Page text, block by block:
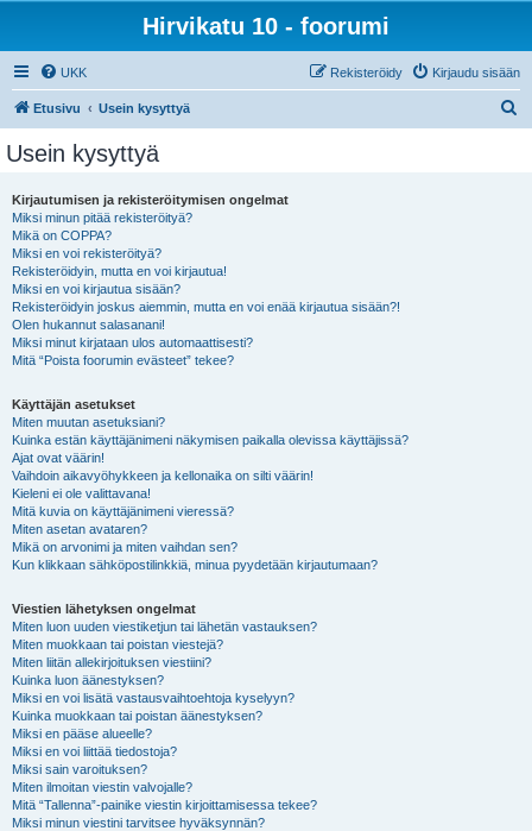
Hirvikatu 10 - foorumi
UKK Kirjaudu sisään
Rekisteröidy
Etusivu Usein kysyttyä
Usein kysyttyä
Kirjautumisen ja rekisteröitymisen ongelmat
Miksi minun pitää rekisteröityä?
Mikä on COPPA?
Miksi en voi rekisteröityä?
Rekisteröidyin, mutta en voi kirjautua!
Miksi en voi kirjautua sisään?
Rekisteröidyin joskus aiemmin, mutta en voi enää kirjautua sisään?!
Olen hukannut salasanani!
Miksi minut kirjataan ulos automaattisesti?
Mitä “Poista foorumin evästeet” tekee?
Käyttäjän asetukset
Miten muutan asetuksiani?
Kuinka estän käyttäjänimeni näkymisen paikalla olevissa käyttäjissä?
Ajat ovat väärin!
Vaihdoin aikavyöhykkeen ja kellonaika on silti väärin!
Kieleni ei ole valittavana!
Mitä kuvia on käyttäjänimeni vieressä?
Miten asetan avataren?
Mikä on arvonimi ja miten vaihdan sen?
Kun klikkaan sähköpostilinkkiä, minua pyydetään kirjautumaan?
Viestien lähetyksen ongelmat
Miten luon uuden viestiketjun tai lähetän vastauksen?
Miten muokkaan tai poistan viestejä?
Miten liitän allekirjoituksen viestiini?
Kuinka luon äänestyksen?
Miksi en voi lisätä vastausvaihtoehtoja kyselyyn?
Kuinka muokkaan tai poistan äänestyksen?
Miksi en pääse alueelle?
Miksi en voi liittää tiedostoja?
Miksi sain varoituksen?
Miten ilmoitan viestin valvojalle?
Mitä “Tallenna”-painike viestin kirjoittamisessa tekee?
Miksi minun viestini tarvitsee hyväksynnän?